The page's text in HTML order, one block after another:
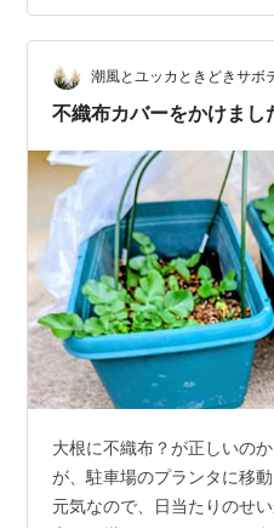
とプチプチで包みました ↓
が舞い上がり 洗濯バサミで
ったー 昨日見た天気予報が
なかったか…
潮風とユッカときどきサボ
不織布カバーをかけまし
大根に不織布？が正しいの
が、駐車場のプランタに移
元気なので、日当たりのせ